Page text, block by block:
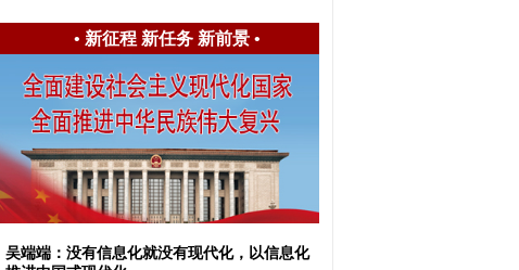
• 新征程 新任务 新前景•
吴端端：没有信息化就没有现代化，以信息化